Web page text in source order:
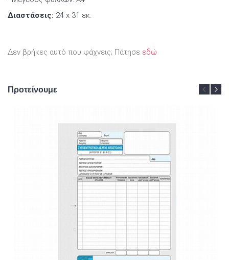
Διαστάσεις: 24 x 31 εκ.
Δεν βρήκες αυτό που ψάχνεις; Πάτησε εδώ
Προτείνουμε